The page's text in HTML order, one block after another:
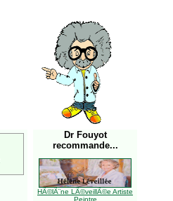
Dr Fouyot
recommande...
HÃ©lÃ¨ne LÃ©veillÃ©e Artiste
Peintre